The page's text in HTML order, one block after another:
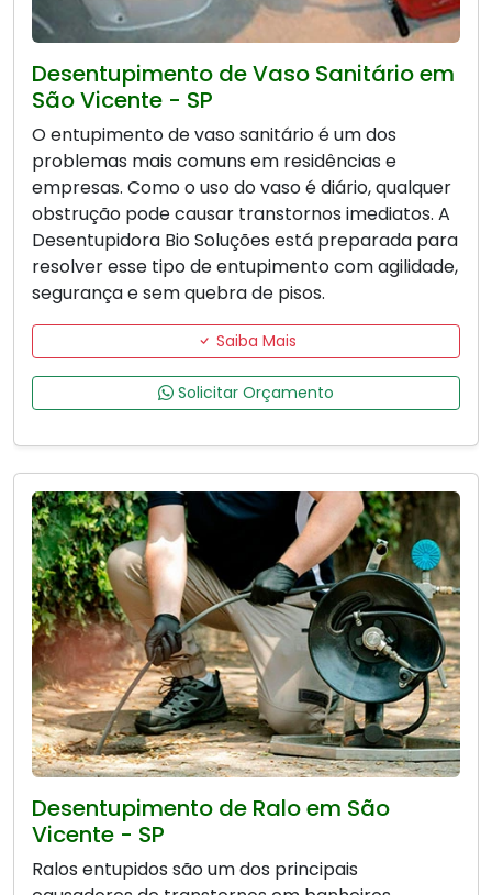
Desentupimento de Vaso Sanitário em
São Vicente - SP
O entupimento de vaso sanitário é um dos
problemas mais comuns em residências e
empresas. Como o uso do vaso é diário, qualquer
obstrução pode causar transtornos imediatos. A
Desentupidora Bio Soluções está preparada para
resolver esse tipo de entupimento com agilidade,
segurança e sem quebra de pisos.
Saiba Mais
Solicitar Orçamento
Desentupimento de Ralo em São
Vicente - SP
Ralos entupidos são um dos principais